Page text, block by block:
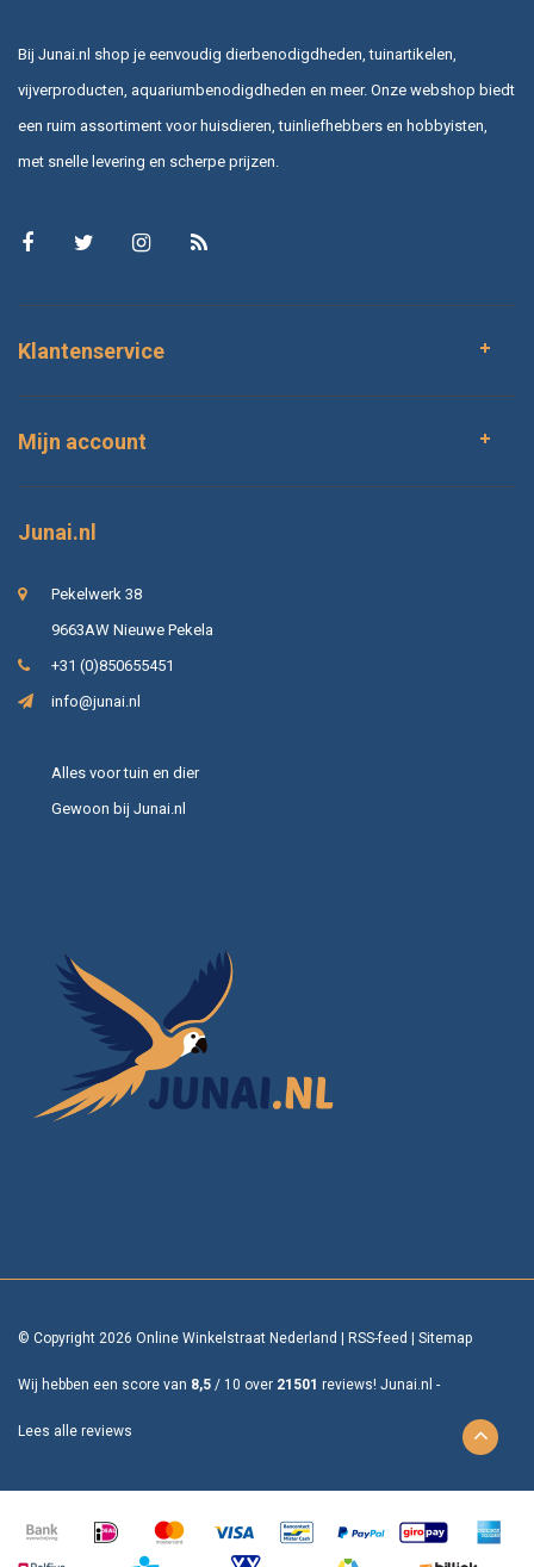
Bij Junai.nl shop je eenvoudig dierbenodigdheden, tuinartikelen,
vijverproducten, aquariumbenodigdheden en meer. Onze webshop biedt
een ruim assortiment voor huisdieren, tuinliefhebbers en hobbyisten,
met snelle levering en scherpe prijzen.
Klantenservice
Mijn account
Junai.nl
Pekelwerk 38
9663AW Nieuwe Pekela
+31 (0)850655451
info@junai.nl
Alles voor tuin en dier
Gewoon bij Junai.nl
© Copyright 2026 Online Winkelstraat Nederland RSS-feed Sitemap
Wij hebben een score van 8,5 / 10 over 21501 reviews! Junai.nl -
Lees alle reviews